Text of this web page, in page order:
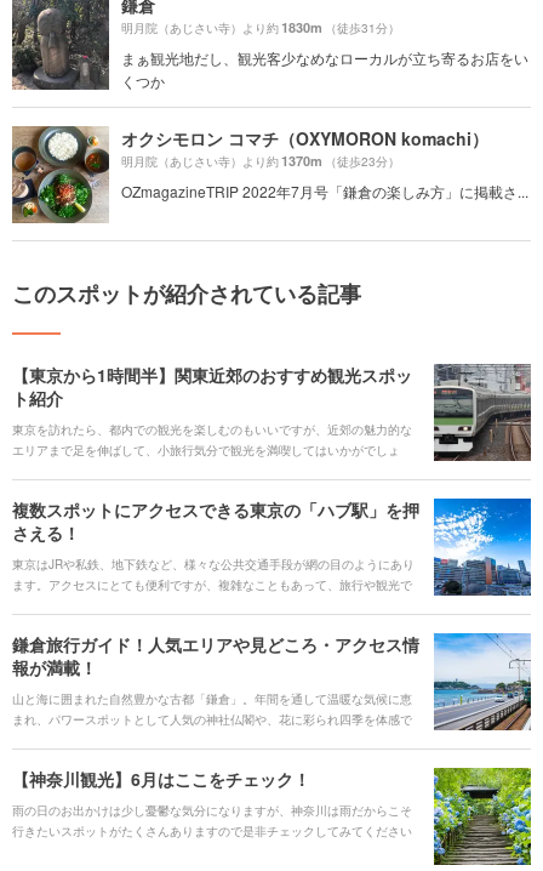
鎌倉
明月院（あじさい寺）より約1830m （徒歩31分）
まぁ観光地だし、観光客少なめなローカルが立ち寄るお店をい
くつか
オクシモロン コマチ（OXYMORON komachi）
明月院（あじさい寺）より約1370m （徒歩23分）
OZmagazineTRIP 2022年7月号「鎌倉の楽しみ方」に掲載さ...
このスポットが紹介されている記事
【東京から1時間半】関東近郊のおすすめ観光スポッ
ト紹介
東京を訪れたら、都内での観光を楽しむのもいいですが、近郊の魅力的な
エリアまで足を伸ばして、小旅行気分で観光を満喫してはいかがでしょ
けるエリアと、そのエリアおすすめのスポットをご紹介します。
複数スポットにアクセスできる東京の「ハブ駅」を押
さえる！
東京はJRや私鉄、地下鉄など、様々な公共交通手段が網の目のようにあり
ます。アクセスにとても便利ですが、複雑なこともあって、旅行や観光で
電車を使って東京から目的の観光エリアへとスムーズに移動できること間
違いなしです。 今回は、東京でも特に利用しやすい「ハブ駅」と、それぞ
鎌倉旅行ガイド！人気エリアや見どころ・アクセス情
報が満載！
山と海に囲まれた自然豊かな古都「鎌倉」。年間を通して温暖な気候に恵
まれ、パワースポットとして人気の神社仏閣や、花に彩られ四季を体感で
てくれるのも人気の理由です。 鎌倉観光なら外せない定番エリアから穴場
スポット、抑えておきたいグルメスポットまで、鎌倉の魅力を存分にご紹
介します。
【神奈川観光】6月はここをチェック！
雨の日のお出かけは少し憂鬱な気分になりますが、神奈川は雨だからこそ
行きたいスポットがたくさんありますので是非チェックしてみてください